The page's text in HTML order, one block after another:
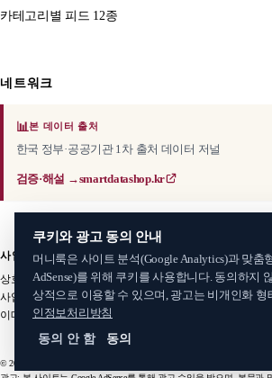
카테고리별 피드 12종
네트워크
📊본 데이터 출처
한국 정부·공공기관 1차 출처 데이터 저널
검증·해설 →smartdatashop.kr
사업자 정보
상호: 스마트데이터샵 · 서비스명: 머니룩 (MoneyLook)대
사업자등록번호: 406-06-34485주소: 인천광역시 계양구 새
이메일:smartdatashop@gmail.com
© 2026 머니룩 (MoneyLook). All rights reserved.
쿠키와 광고 동의 안내
머니룩은 사이트 분석(Google Analytics)과 맞춤
AdSense)를 위해 쿠키를 사용합니다. 동의하지
상적으로 이용할 수 있으며, 광고는 비개인화 형
인정보처리방침
동의 안 함
동의